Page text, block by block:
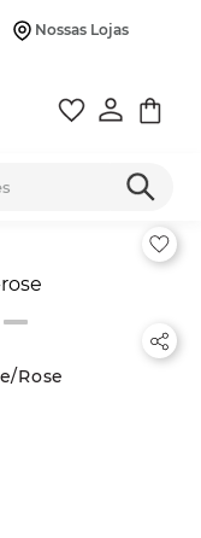
Nossas Lojas
Rose